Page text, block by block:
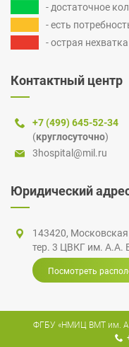
- достаточное
- есть
- острая нехватка
Контактный центр
+7 (499) 645-52-34
(круглосуточно)
3hospital@mil.ru
Юридический
143420, Московская
тер. 3 ЦВКГ им. А.А.
Посмотреть
ФГБУ «НМИЦ ВМТ им.